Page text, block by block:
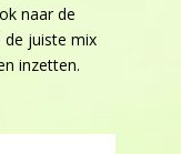
naar de
juiste mix
inzetten.